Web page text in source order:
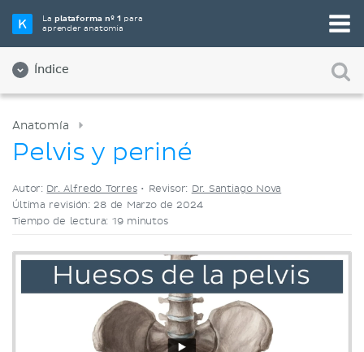
Laplataforma nº 1 para
aprender anatomía
Índice
Elige tu herramienta de estudio favorita
Videos
Anatomía
Pelvis y periné
Autor: Dr. Alfredo Torres• Revisor: Dr. Santiago Nova
Última revisión: 28 de Marzo de 2024
Tiempo de lectura: 19 minutos